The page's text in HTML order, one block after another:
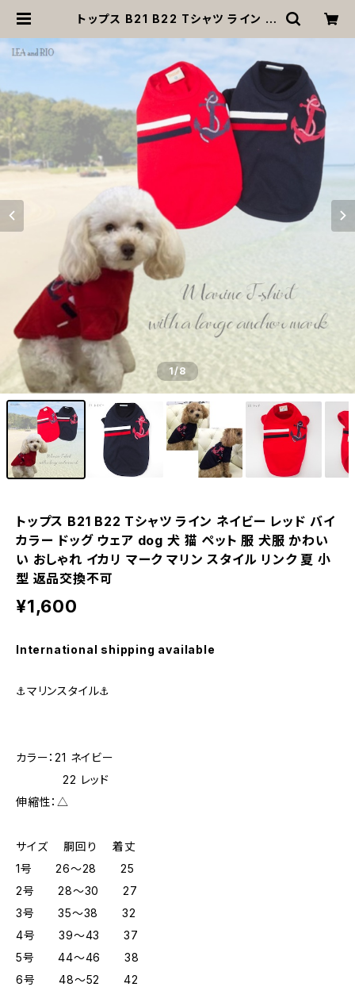
トップス B21 B22 Tシャツ ライン ネ
ア dog 犬 猫 ペット 服 犬服 かわい
い おしゃれ イカリ マーク マリン スタ
イル リンク 夏 小型 返品交換不可 |
MOANA
1/8
トップス B21 B22 Tシャツ ライン ネイビー レッド バイ
カラー ドッグ ウェア dog 犬 猫 ペット 服 犬服 かわい
い おしゃれ イカリ マーク マリン スタイル リンク 夏 小
型 返品交換不可
¥1,600
International shipping available
⚓マリンスタイル⚓
カラー：21 ネイビー
22 レッド
伸縮性：△
サイズ 胴回り 着丈
1号 26～28 25
2号 28～30 27
3号 35～38 32
4号 39～43 37
5号 44～46 38
6号 48～52 42